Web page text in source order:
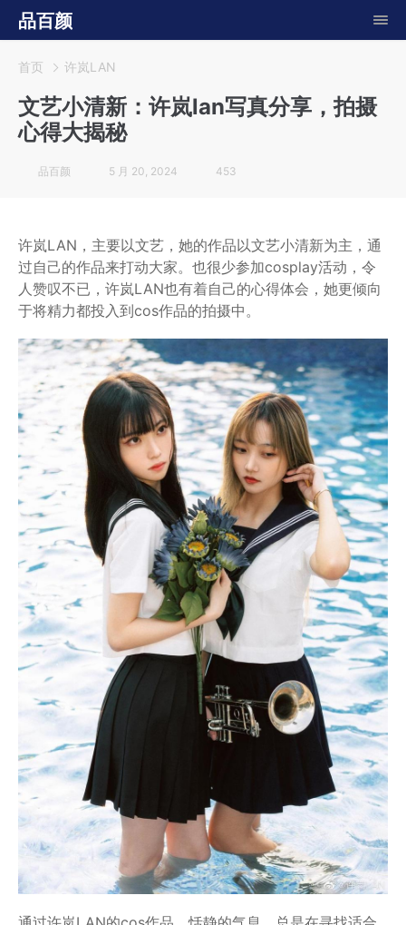
品百颜
首页 许岚LAN
文艺小清新：许岚lan写真分享，拍摄
心得大揭秘
品百颜 5 月 20, 2024 453
许岚LAN，主要以文艺，她的作品以文艺小清新为主，通
过自己的作品来打动大家。也很少参加cosplay活动，令
人赞叹不已，许岚LAN也有着自己的心得体会，她更倾向
于将精力都投入到cos作品的拍摄中。